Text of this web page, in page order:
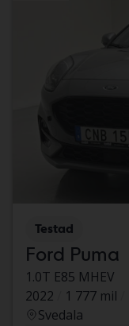
Testad
Ford Puma
1.0T E85 MHEV
2022
1 777 mil
Svedala